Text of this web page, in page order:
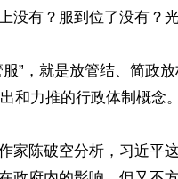
没有？服到位了没有？
服”，就是放管结、简政
和力推的行政体制概念。
家陈破空分析，习近平